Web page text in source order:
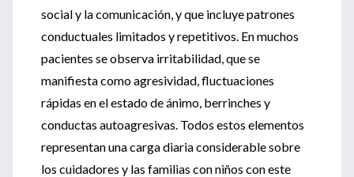
social y la comunicación, y que incluye patrones
conductuales limitados y repetitivos. En muchos
pacientes se observa irritabilidad, que se
manifiesta como agresividad, fluctuaciones
rápidas en el estado de ánimo, berrinches y
conductas autoagresivas. Todos estos elementos
representan una carga diaria considerable sobre
los cuidadores y las familias con niños con este